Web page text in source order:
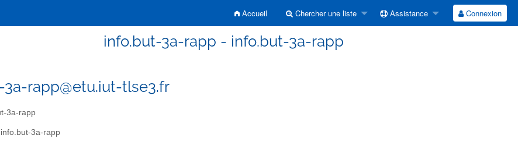
Accueil Chercher une liste Assistance Connexion
info.but-3a-rapp - info.but-3a-rapp
3a-rapp@etu.iut-tlse3.fr
3a-rapp
info.but-3a-rapp